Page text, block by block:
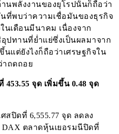
นพลังงานของยุโรปนั้นก็ถือว่า
นที่พบว่าความเชื่อมันของธุรกิจ
นเดือนมีนาคม เนื่องจาก
ปทานที่ย่ำแย่ซึ่งเป็นผลมาจาก
แต่ยังไงก็ถือว่าเศรษฐกิจใน
าถดถอย
453.55 จุด เพิ่มขึ้น 0.48 จุด
สปิดที่ 6,555.77 จุด ลดลง
DAX ตลาดหุ้นเยอรมนีปิดที่